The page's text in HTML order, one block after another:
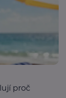
proč